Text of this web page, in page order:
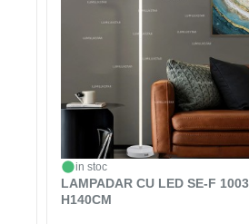
in stoc
LAMPADAR CU LED SE-F 1003
H140CM